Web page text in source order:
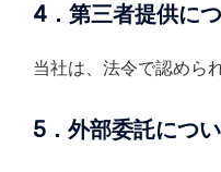
4．第三者提供に
当社は、法令で認めら
5．外部委託につ